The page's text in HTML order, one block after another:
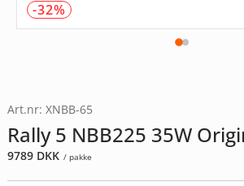
-32%
Art.nr: XNBB-65
Rally 5 NBB225 35W
9789 DKK / pakke